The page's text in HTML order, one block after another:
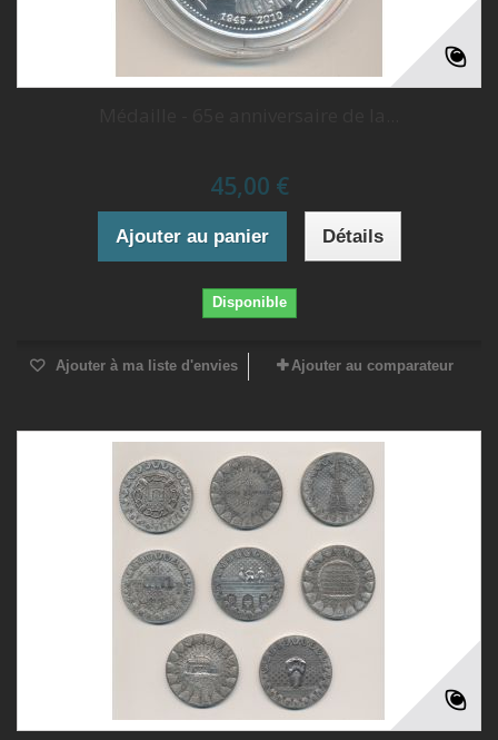
45,00 €
Ajouter au panier Détails
Disponible
Ajouter à ma liste d'envies Ajouter au comparateur